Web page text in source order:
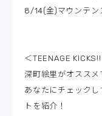
8/14(金)マウンテン
＜TEENAGE
深町絵里がオススメ
あなたにチェックし
トを紹介！